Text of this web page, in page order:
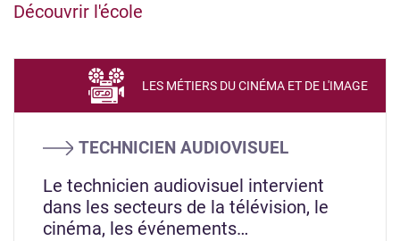
Découvrir l'école
TECHNICIEN AUDIOVISUEL
LES MÉTIERS DU CINÉMA ET DE L'IMAGE
Le technicien audiovisuel intervient
dans les secteurs de la télévision, le
cinéma, les événements…